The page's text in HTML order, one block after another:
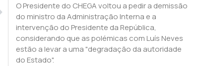
O Presidente do CHEGA voltou a pedir a demissão
do ministro da Administração Interna e a
intervenção do Presidente da República,
considerando que as polémicas com Luís Neves
estão a levar a uma "degradação da autoridade
do Estado".